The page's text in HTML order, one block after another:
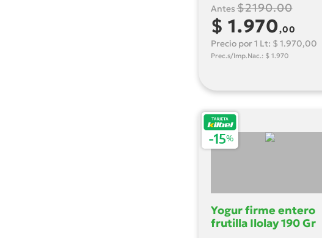
Antes$2190.00
$ 1.970,00
Precio por 1 Lt: $ 1.970,00
Prec.s/Imp.Nac.: $ 1.970
Yogur firme entero
frutilla Ilolay 190 Gr